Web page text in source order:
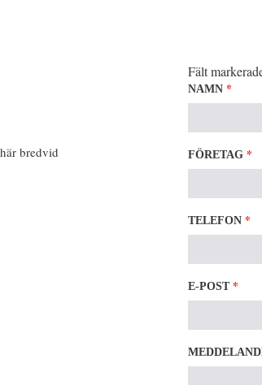
bredvid
Fält
NAMN *
FÖRETAG *
TELEFON *
E-POST *